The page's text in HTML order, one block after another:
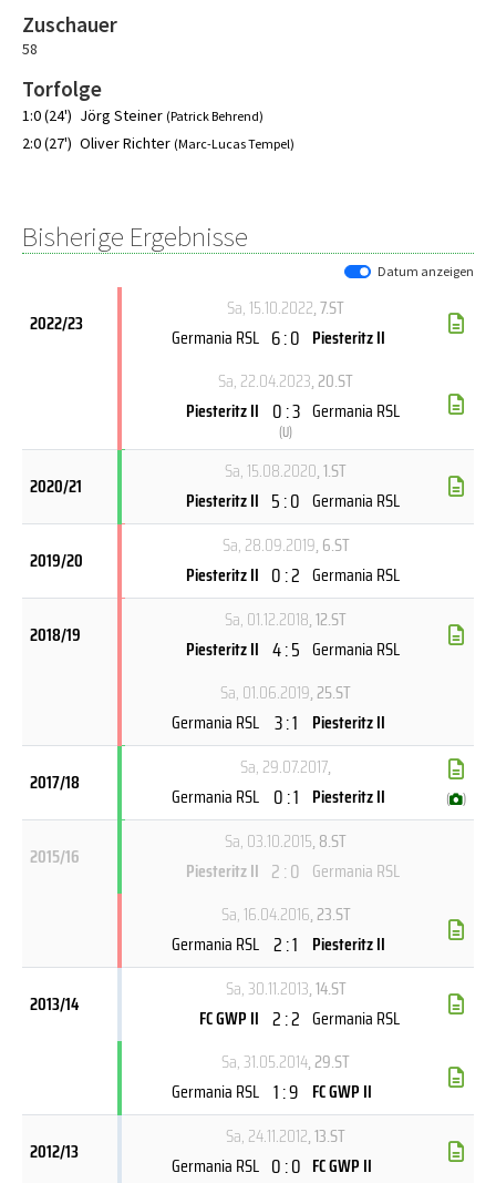
Zuschauer
58
Torfolge
1:0 (24') Jörg Steiner (Patrick Behrend)
2:0 (27') Oliver Richter (Marc-Lucas Tempel)
Bisherige Ergebnisse
Datum anzeigen
2022/23
Sa, 15.10.2022, 7.ST
Germania RSL 6 : 0 Piesteritz II
Sa, 22.04.2023, 20.ST
Piesteritz II 0 : 3
(U)
Germania RSL
2020/21
Sa, 15.08.2020, 1.ST
Piesteritz II 5 : 0 Germania RSL
2019/20
Sa, 28.09.2019, 6.ST
Piesteritz II 0 : 2 Germania RSL
2018/19
Sa, 01.12.2018, 12.ST
Piesteritz II 4 : 5 Germania RSL
Sa, 01.06.2019, 25.ST
Germania RSL 3 : 1 Piesteritz II
2017/18
Sa, 29.07.2017,
Germania RSL 0 : 1 Piesteritz II ( )
2015/16
Sa, 03.10.2015, 8.ST
Piesteritz II 2 : 0 Germania RSL
Sa, 16.04.2016, 23.ST
Germania RSL 2 : 1 Piesteritz II
2013/14
Sa, 30.11.2013, 14.ST
FC GWP II 2 : 2 Germania RSL
Sa, 31.05.2014, 29.ST
Germania RSL 1 : 9 FC GWP II
2012/13
Sa, 24.11.2012, 13.ST
Germania RSL 0 : 0 FC GWP II